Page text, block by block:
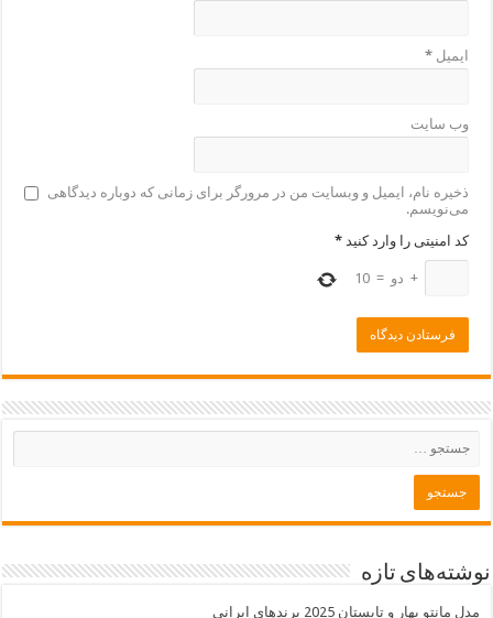
ایمیل*
وب‌ سایت
ذخیره نام، ایمیل و وبسایت من در مرورگر برای زمانی که دوباره دیدگاهی
می‌نویسم.
کد امنیتی را وارد کنید *
+ دو =
10
نوشته‌های تازه
مدل مانتو بهار و تابستان 2025 برندهای ایرانی